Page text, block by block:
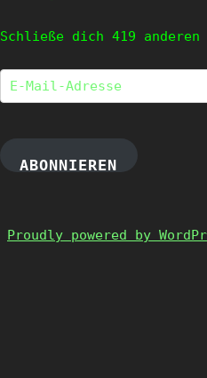
Schließe dich 419 anderen
E-
Mail-
ABONNIEREN
Proudly powered by